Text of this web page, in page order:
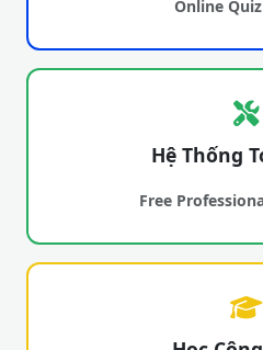
Online
Hệ Thống
Free